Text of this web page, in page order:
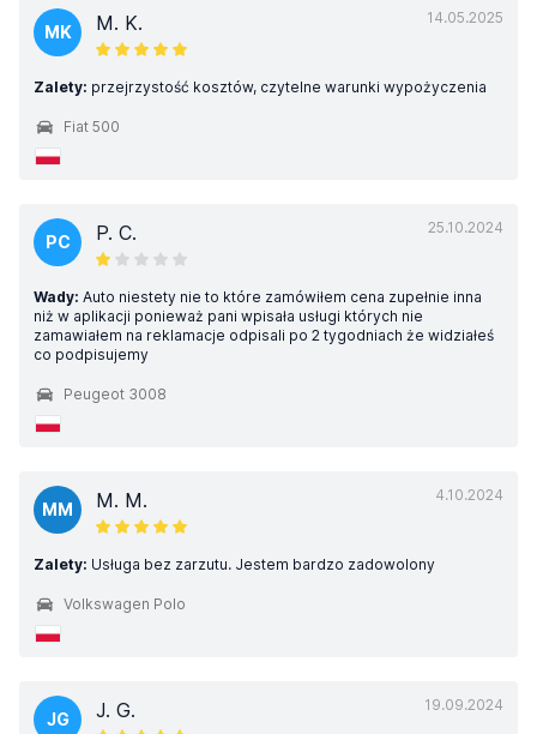
14.05.2025
MK M. K.
Zalety: przejrzystość kosztów, czytelne warunki wypożyczenia
Fiat 500
25.10.2024
PC P. C.
Wady: Auto niestety nie to które zamówiłem cena zupełnie inna
niż w aplikacji ponieważ pani wpisała usługi których nie
zamawiałem na reklamacje odpisali po 2 tygodniach że widziałeś
co podpisujemy
Peugeot 3008
4.10.2024
MM M. M.
Zalety: Usługa bez zarzutu. Jestem bardzo zadowolony
Volkswagen Polo
19.09.2024
JG J. G.